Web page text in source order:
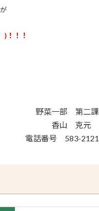
が
)！！！
野菜一部 第二課
香山 克元
電話番号 583-2121